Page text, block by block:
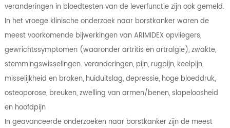
veranderingen in bloedtesten van de leverfunctie zijn ook gemeld.
In het vroege klinische onderzoek naar borstkanker waren de
meest voorkomende bijwerkingen van ARIMIDEX opvliegers,
gewrichtssymptomen (waaronder artritis en artralgie), zwakte,
stemmingswisselingen. veranderingen, pijn, rugpijn, keelpijn,
misselijkheid en braken, huiduitslag, depressie, hoge bloeddruk,
osteoporose, breuken, zwelling van armen/benen, slapeloosheid
en hoofdpijn
In geavanceerde onderzoeken naar borstkanker zijn de meest